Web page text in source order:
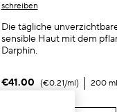
schreiben
Die tägliche
sensible Haut mit dem
Darphin.
€41.00 €0.21/ml 200 ml